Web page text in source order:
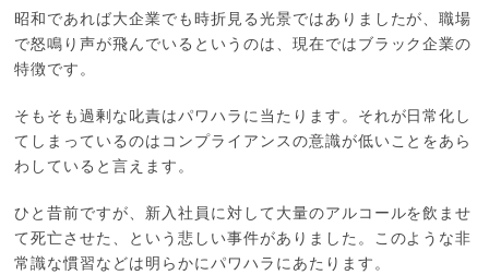
昭和であれば大企業でも時折見る光景ではありましたが、職場
で怒鳴り声が飛んでいるというのは、現在ではブラック企業の
特徴です。
そもそも過剰な叱責はパワハラに当たります。それが日常化し
てしまっているのはコンプライアンスの意識が低いことをあら
わしていると言えます。
ひと昔前ですが、新入社員に対して大量のアルコールを飲ませ
て死亡させた、という悲しい事件がありました。このような非
常識な慣習などは明らかにパワハラにあたります。